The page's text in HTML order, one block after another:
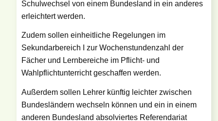
Schulwechsel von einem Bundesland in ein anderes
erleichtert werden.
Zudem sollen einheitliche Regelungen im
Sekundarbereich I zur Wochenstundenzahl der
Fächer und Lernbereiche im Pflicht- und
Wahlpflichtunterricht geschaffen werden.
Außerdem sollen Lehrer künftig leichter zwischen
Bundesländern wechseln können und ein in einem
anderen Bundesland absolviertes Referendariat